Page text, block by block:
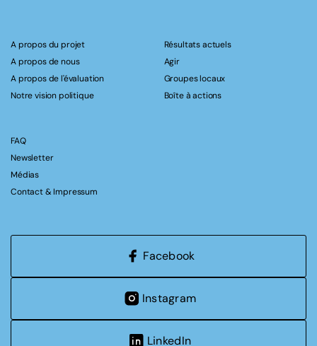
A propos du projet
A propos de nous
A propos de l'évaluation
Notre vision politique
Résultats actuels
Agir
Groupes locaux
Boîte à actions
FAQ
Newsletter
Médias
Contact & Impressum
Facebook
Instagram
LinkedIn